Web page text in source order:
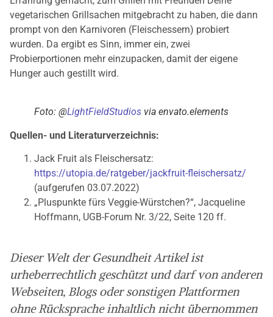
vegetarischen Grillsachen mitgebracht zu haben, die dann
prompt von den Karnivoren (Fleischessern) probiert
wurden. Da ergibt es Sinn, immer ein, zwei
Probierportionen mehr einzupacken, damit der eigene
Hunger auch gestillt wird.
Foto: @LightFieldStudios via envato.elements
Quellen- und Literaturverzeichnis:
Jack Fruit als Fleischersatz:
https://utopia.de/ratgeber/jackfruit-fleischersatz/
(aufgerufen 03.07.2022)
„Pluspunkte fürs Veggie-Würstchen?“, Jacqueline
Hoffmann, UGB-Forum Nr. 3/22, Seite 120 ff.
Dieser Welt der Gesundheit Artikel ist
urheberrechtlich geschützt und darf von anderen
Webseiten, Blogs oder sonstigen Plattformen
ohne Rücksprache inhaltlich nicht übernommen